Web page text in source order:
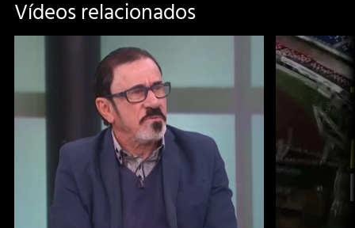
Vídeos relacionados